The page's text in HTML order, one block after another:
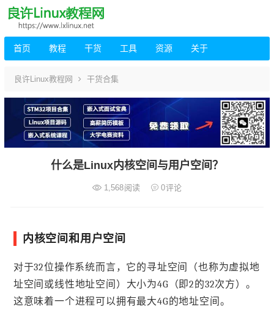
首页 教程 干货 工具 资源 关于
良许Linux教程网 干货合集
什么是Linux内核空间与用户空间？
1,568阅读 0评论
内核空间和用户空间
对于32位操作系统而言，它的寻址空间（也称为虚拟地
址空间或线性地址空间）大小为4G（即2的32次方）。
这意味着一个进程可以拥有最大4G的地址空间。